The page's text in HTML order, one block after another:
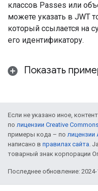
классов Passes или
можете указать в JWT
который ссылается на
его идентификатору.
Показать
Если не указано иное,
по лицензии Creative
примеры кода – по лицензии
написано в правилах сайта.
товарный знак корпорации
Последнее обновление: 2024-